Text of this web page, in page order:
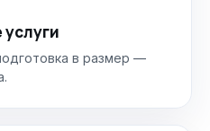
в размер —